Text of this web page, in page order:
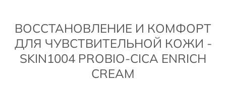
ВОССТАНОВЛЕНИЕ И КОМФОРТ
ДЛЯ ЧУВСТВИТЕЛЬНОЙ КОЖИ -
SKIN1004 PROBIO-CICA ENRICH
CREAM